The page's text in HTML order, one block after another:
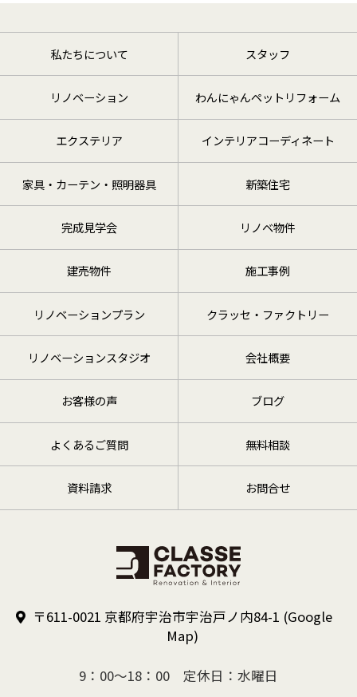
私たちについて スタッフ
リノベーション わんにゃんペットリフォーム
エクステリア インテリアコーディネート
家具・カーテン・照明器具 新築住宅
完成見学会 リノベ物件
建売物件 施工事例
リノベーションプラン クラッセ・ファクトリー
リノベーションスタジオ 会社概要
お客様の声 ブログ
よくあるご質問 無料相談
資料請求 お問合せ
〒611-0021 京都府宇治市宇治戸ノ内84-1 (Google
Map)
9：00～18：00 定休日：水曜日